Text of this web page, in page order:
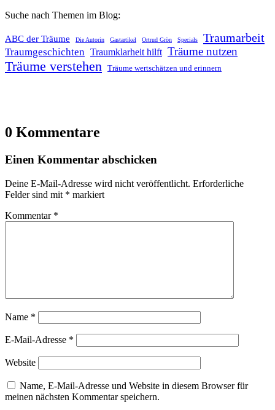
Suche nach Themen im Blog:
ABC der Träume Die Autorin Gastartikel Ortrud Grön Specials Traumarbeit
Traumgeschichten Traumklarheit hilft Träume nutzen
Träume verstehen Träume wertschätzen und erinnern
0 Kommentare
Einen Kommentar abschicken
Deine E-Mail-Adresse wird nicht veröffentlicht. Erforderliche
Felder sind mit * markiert
Kommentar *
Name *
E-Mail-Adresse *
Website
Name, E-Mail-Adresse und Website in diesem Browser für
meinen nächsten Kommentar speichern.